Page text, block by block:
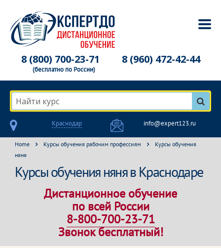
8 (800) 700-23-71
(бесплатно по России)
8 (960) 472-42-44
Найти курс
Краснодар info@expert123.ru
Home Курсы обучения рабочим профессиям
Курсы обучения
няня
Курсы обучения няня в Краснодаре
Дистанционное обучение
по всей России
8-800-700-23-71
Звонок бесплатный!